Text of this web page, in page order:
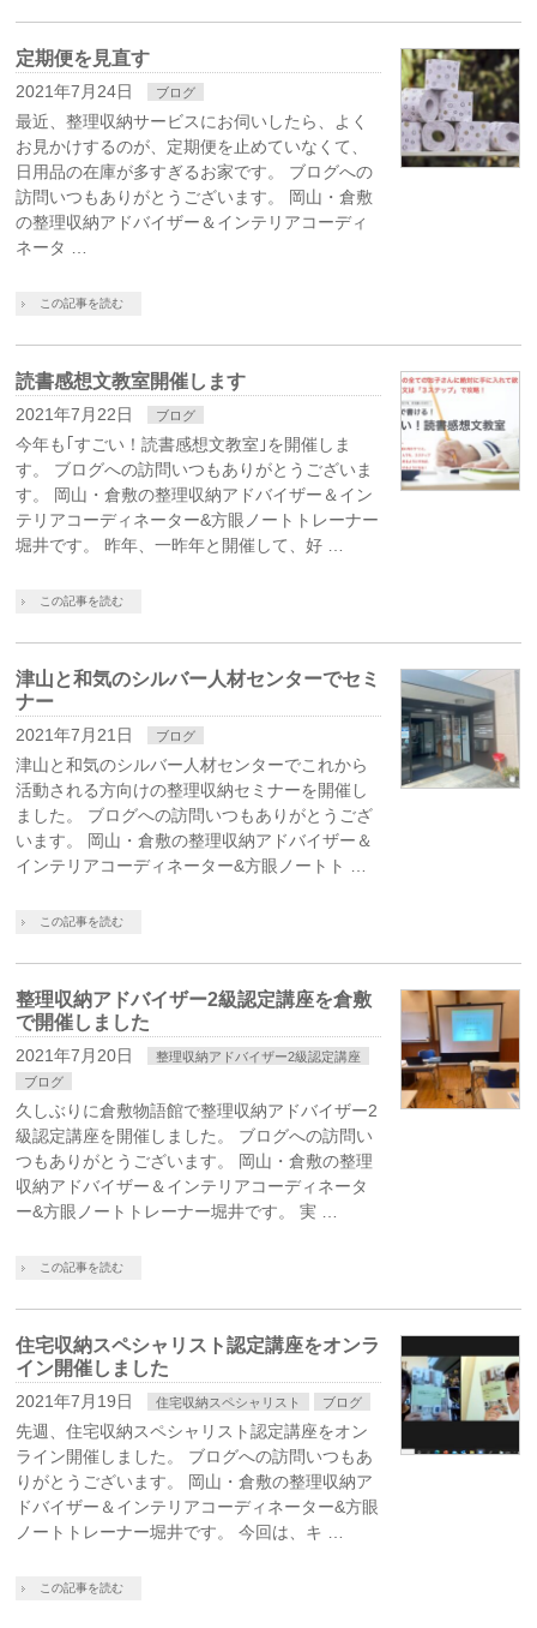
定期便を見直す
2021年7月24日 ブログ
最近、整理収納サービスにお伺いしたら、よく
お見かけするのが、定期便を止めていなくて、
日用品の在庫が多すぎるお家です。 ブログへの
訪問いつもありがとうございます。 岡山・倉敷
の整理収納アドバイザー＆インテリアコーディ
ネータ …
この記事を読む
読書感想文教室開催します
2021年7月22日 ブログ
今年も｢すごい！読書感想文教室｣を開催しま
す。 ブログへの訪問いつもありがとうございま
す。 岡山・倉敷の整理収納アドバイザー＆イン
テリアコーディネーター&方眼ノートトレーナー
堀井です。 昨年、一昨年と開催して、好 …
この記事を読む
津山と和気のシルバー人材センターでセミ
ナー
2021年7月21日 ブログ
津山と和気のシルバー人材センターでこれから
活動される方向けの整理収納セミナーを開催し
ました。 ブログへの訪問いつもありがとうござ
います。 岡山・倉敷の整理収納アドバイザー＆
インテリアコーディネーター&方眼ノートト …
この記事を読む
整理収納アドバイザー2級認定講座を倉敷
で開催しました
2021年7月20日
整理収納アドバイザー2級認定講座
ブログ
久しぶりに倉敷物語館で整理収納アドバイザー2
級認定講座を開催しました。 ブログへの訪問い
つもありがとうございます。 岡山・倉敷の整理
収納アドバイザー＆インテリアコーディネータ
ー&方眼ノートトレーナー堀井です。 実 …
この記事を読む
住宅収納スペシャリスト認定講座をオンラ
イン開催しました
2021年7月19日 住宅収納スペシャリスト ブログ
先週、住宅収納スペシャリスト認定講座をオン
ライン開催しました。 ブログへの訪問いつもあ
りがとうございます。 岡山・倉敷の整理収納ア
ドバイザー＆インテリアコーディネーター&方眼
ノートトレーナー堀井です。 今回は、キ …
この記事を読む